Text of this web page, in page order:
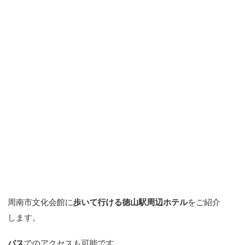
周南市文化会館に歩いて行ける徳山駅周辺ホテルをご紹介
します。
バスでのアクセスも可能です。